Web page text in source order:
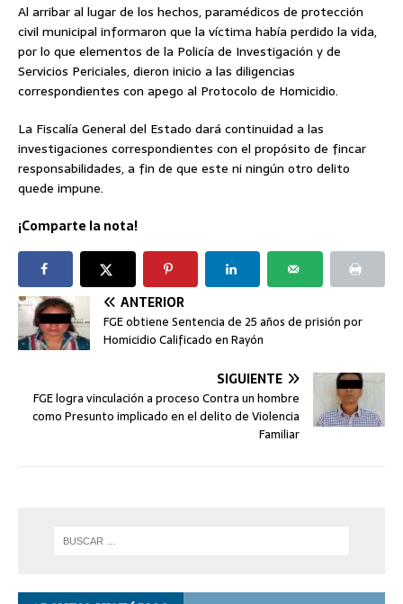
Al arribar al lugar de los hechos, paramédicos de protección
civil municipal informaron que la víctima había perdido la vida,
por lo que elementos de la Policía de Investigación y de
Servicios Periciales, dieron inicio a las diligencias
correspondientes con apego al Protocolo de Homicidio.
La Fiscalía General del Estado dará continuidad a las
investigaciones correspondientes con el propósito de fincar
responsabilidades, a fin de que este ni ningún otro delito
quede impune.
¡Comparte la nota!
ANTERIOR
FGE obtiene Sentencia de 25 años de prisión por
Homicidio Calificado en Rayón
SIGUIENTE
FGE logra vinculación a proceso Contra un hombre
como Presunto implicado en el delito de Violencia
Familiar